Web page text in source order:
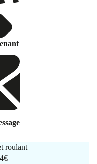
roulant